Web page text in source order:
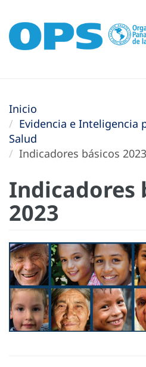
Inicio
Evidencia e Inteligencia
Salud
Indicadores básicos 2023
Indicadores
2023